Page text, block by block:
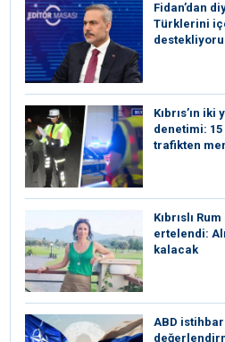
Fidan’dan
Türklerini
Kıbrıs’ın
denetimi:
trafikten
Kıbrıslı
ertelendi:
kalacak
ABD